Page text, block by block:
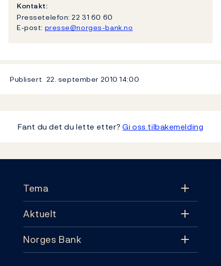
Kontakt:
Pressetelefon: 22 31 60 60
E-post: presse@norges-bank.no
Publisert 22. september 201014:00
Fant du det du lette etter?Gi oss tilbakemelding
Tema
Tema
Pengepolitikk
Aktuelt
Aktuelt
Norges Bank